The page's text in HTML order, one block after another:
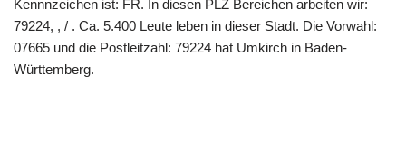
Kennnzeichen ist: FR. In diesen PLZ Bereichen arbeiten wir:
79224, , / . Ca. 5.400 Leute leben in dieser Stadt. Die Vorwahl:
07665 und die Postleitzahl: 79224 hat Umkirch in Baden-
Württemberg.